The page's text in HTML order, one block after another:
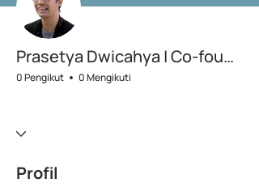
Prasetya Dwicahya | Co-founder & COO, Think Policy
0 Pengikut 0 Mengikuti
Profil